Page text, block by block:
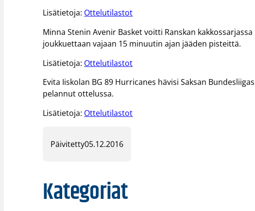
Lisätietoja: Ottelutilastot
Minna Stenin Avenir Basket voitti Ranskan
joukkuettaan vajaan 15 minuutin ajan jääden pisteittä.
Lisätietoja: Ottelutilastot
Evita Iiskolan BG 89 Hurricanes hävisi Saksan
pelannut ottelussa.
Lisätietoja: Ottelutilastot
Päivitetty05.12.2016
Kategoriat